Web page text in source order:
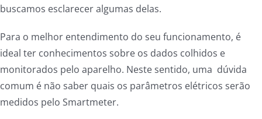
buscamos esclarecer algumas delas.
Para o melhor entendimento do seu funcionamento, é
ideal ter conhecimentos sobre os dados colhidos e
monitorados pelo aparelho. Neste sentido, uma dúvida
comum é não saber quais os parâmetros elétricos serão
medidos pelo Smartmeter.